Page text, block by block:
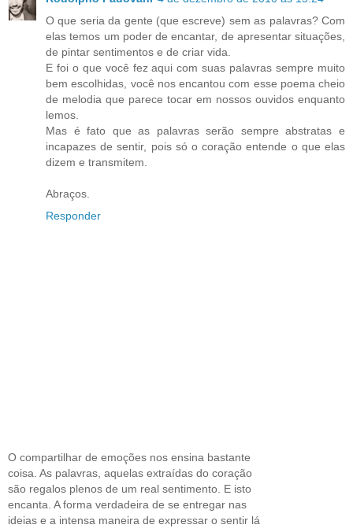
O que seria da gente (que escreve) sem as palavras? Com
elas temos um poder de encantar, de apresentar situações,
de pintar sentimentos e de criar vida.
E foi o que você fez aqui com suas palavras sempre muito
bem escolhidas, você nos encantou com esse poema cheio
de melodia que parece tocar em nossos ouvidos enquanto
lemos.
Mas é fato que as palavras serão sempre abstratas e
incapazes de sentir, pois só o coração entende o que elas
dizem e transmitem.
Abraços.
Responder
O compartilhar de emoções nos ensina bastante
coisa. As palavras, aquelas extraídas do coração
são regalos plenos de um real sentimento. E isto
encanta. A forma verdadeira de se entregar nas
ideias e a intensa maneira de expressar o sentir lá